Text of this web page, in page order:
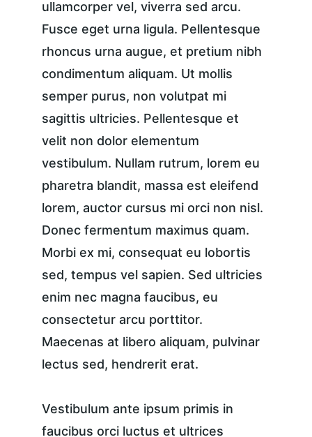
ullamcorper vel, viverra sed arcu.
Fusce eget urna ligula. Pellentesque
rhoncus urna augue, et pretium nibh
condimentum aliquam. Ut mollis
semper purus, non volutpat mi
sagittis ultricies. Pellentesque et
velit non dolor elementum
vestibulum. Nullam rutrum, lorem eu
pharetra blandit, massa est eleifend
lorem, auctor cursus mi orci non nisl.
Donec fermentum maximus quam.
Morbi ex mi, consequat eu lobortis
sed, tempus vel sapien. Sed ultricies
enim nec magna faucibus, eu
consectetur arcu porttitor.
Maecenas at libero aliquam, pulvinar
lectus sed, hendrerit erat.
Vestibulum ante ipsum primis in
faucibus orci luctus et ultrices